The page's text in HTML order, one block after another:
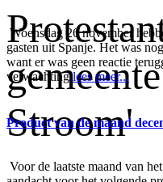
Stroom'
Woensdag 26 november
gasten uit Spanje. Het was
want er was geen reactie
verwachtinglees meer...
Product van de maand
Voor de laatste maand van